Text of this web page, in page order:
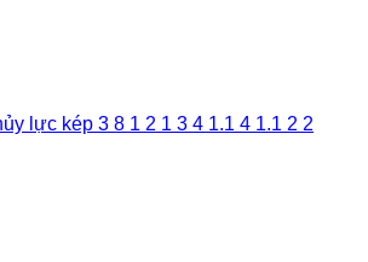
lực kép 3 8 1 2 1 3 4 1.1 4 1.1 2 2